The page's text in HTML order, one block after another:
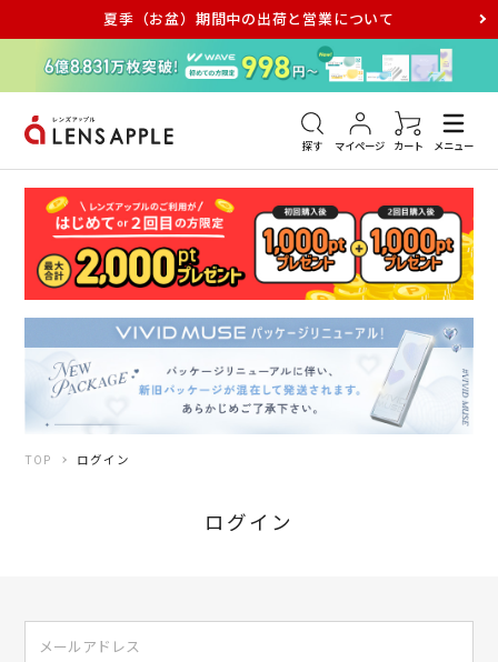
夏季（お盆）期間中の出荷と営業について
探す マイページ カート メニュー
アキュビュー メダリスト メガネ
TOP ログイン
ログイン